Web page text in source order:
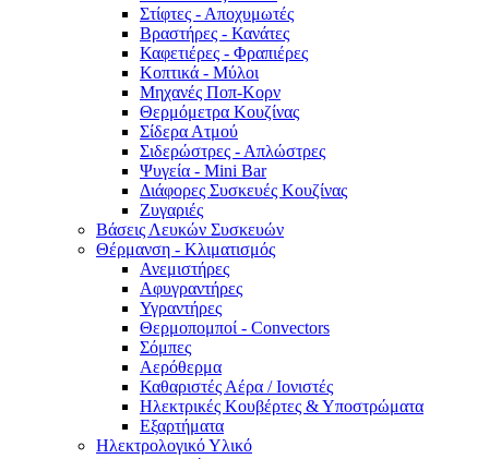
Στίφτες - Αποχυμωτές
Βραστήρες - Κανάτες
Καφετιέρες - Φραπιέρες
Κοπτικά - Μύλοι
Μηχανές Ποπ-Κορν
Θερμόμετρα Κουζίνας
Σίδερα Ατμού
Σιδερώστρες - Απλώστρες
Ψυγεία - Mini Bar
Διάφορες Συσκευές Κουζίνας
Ζυγαριές
Βάσεις Λευκών Συσκευών
Θέρμανση - Κλιματισμός
Ανεμιστήρες
Αφυγραντήρες
Υγραντήρες
Θερμοπομποί - Convectors
Σόμπες
Αερόθερμα
Καθαριστές Αέρα / Ιονιστές
Ηλεκτρικές Κουβέρτες & Υποστρώματα
Εξαρτήματα
Ηλεκτρολογικό Υλικό